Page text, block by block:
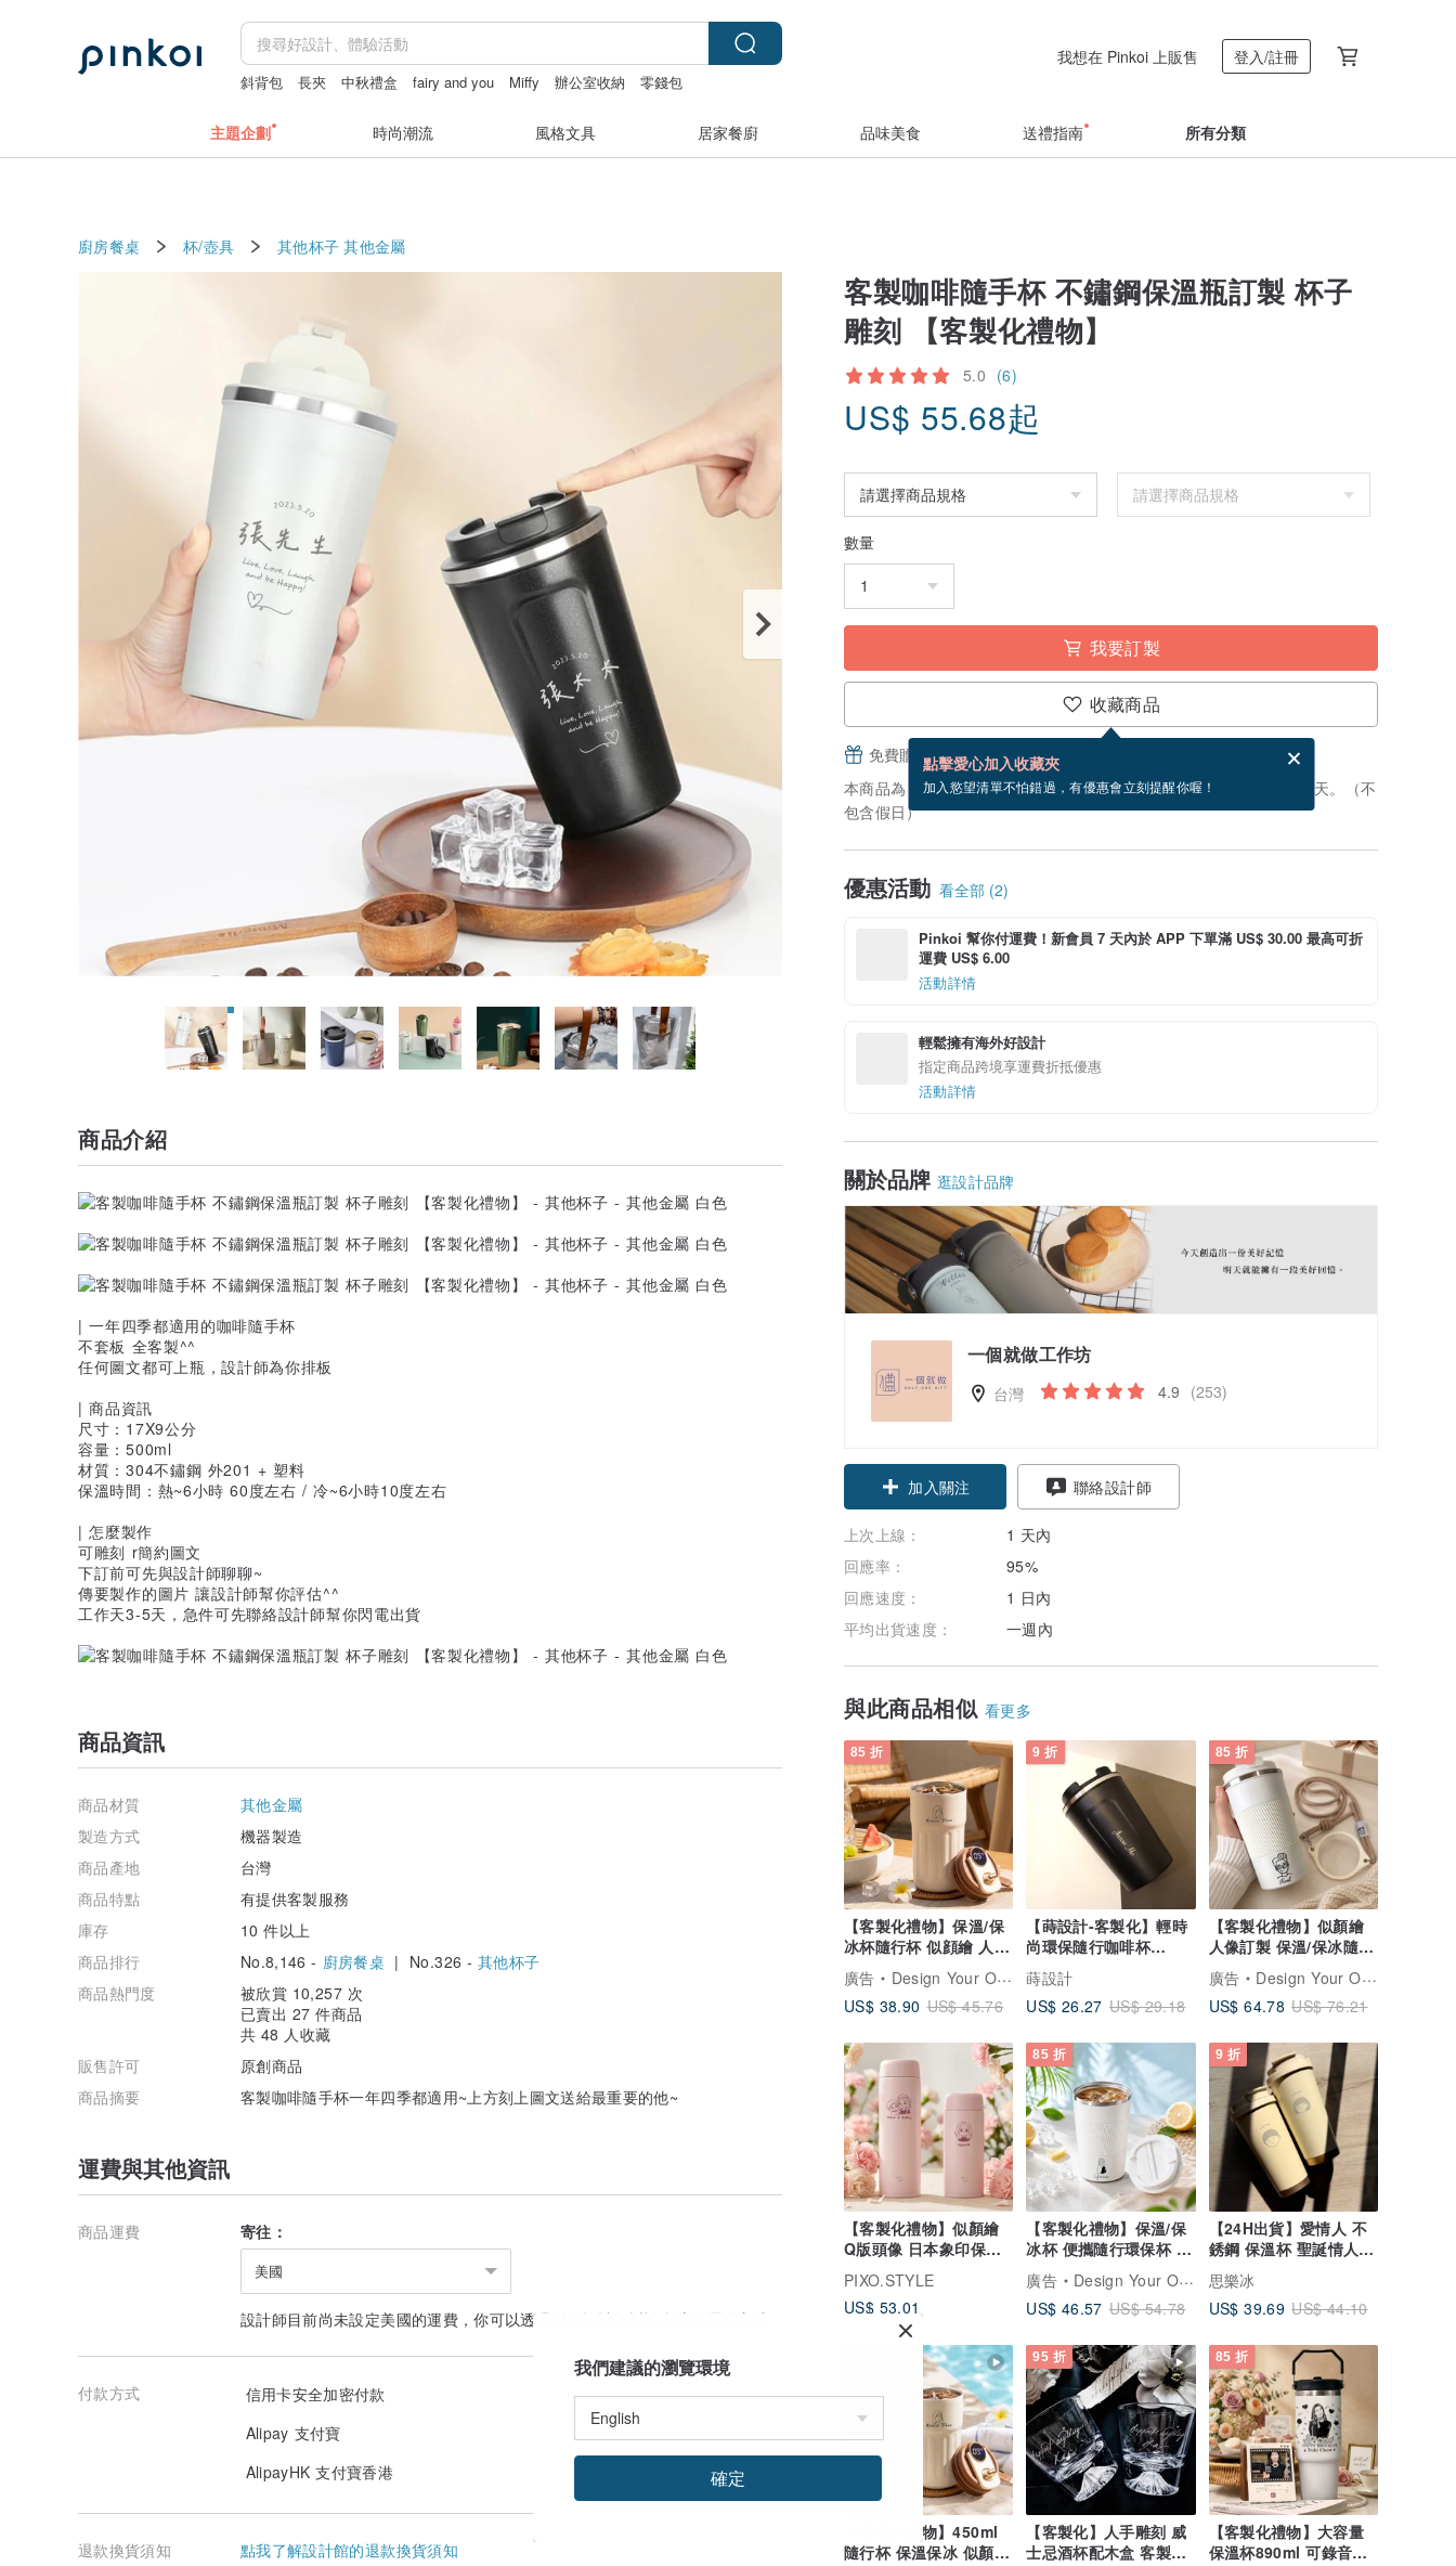
斜背包 長夾 中秋禮盒 fairy and you Miffy 辦公室收納
零錢包
我想在 Pinkoi 上販售 登入/註冊
主題企劃 時尚潮流 風格文具 居家餐廚 品味美食 送禮指南 所有分類
廚房餐桌 杯/壺具 其他杯子 其他金屬
客製咖啡隨手杯 不鏽鋼保溫瓶訂製 杯子
雕刻 【客製化禮物】
5.0 (6)
US$ 55.68起
數量
我要訂製
收藏商品
點擊愛心加入收藏夾
加入慾望清單不怕錯過，有優惠會立刻提醒你喔！
免費贈送電子賀卡，結帳完成後填寫
本商品為「接單訂製」。付款後，從開始製作到寄出商品為 6 個工作天。（不
包含假日）
優惠活動 看全部 (2)
Pinkoi 幫你付運費！新會員 7 天內於 APP 下單滿 US$ 30.00 最高可折
運費 US$ 6.00
活動詳情
輕鬆擁有海外好設計
指定商品跨境享運費折抵優惠
活動詳情
關於品牌 逛設計品牌
一個就做工作坊
台灣 4.9 (253)
加入關注 聯絡設計師
上次上線：
1 天內
回應率：
95%
回應速度：
1 日內
平均出貨速度：
一週內
與此商品相似 看更多
85 折
【客製化禮物】保溫/保
冰杯隨行杯 似顔繪 人像
訂製 生日禮送朋友
廣告
Design Your Own Wine 香港酒瓶雕刻禮品專門店
US$ 38.90 US$ 45.76
9 折
【蒔設計-客製化】輕時
尚環保隨行咖啡杯
380ml
蒔設計
US$ 26.27 US$ 29.18
85 折
【客製化禮物】似顏繪
人像訂製 保溫/保冰隨行
杯510ml 生日畢業禮
廣告
Design Your Own Wine 香港酒瓶雕刻禮品專門店
US$ 64.78 US$ 76.21
【客製化禮物】似顏繪
Q版頭像 日本象印保溫
瓶 畢業禮 母親節082
PIXO.STYLE
US$ 53.01
85 折
【客製化禮物】保溫/保
冰杯 便攜隨行環保杯 似
顏繪 人像訂製
廣告
Design Your Own Wine 香港酒瓶雕刻禮品專門店
US$ 46.57 US$ 54.78
9 折
【24H出貨】愛情人 不
銹鋼 保溫杯 聖誕情人禮
物 附送手提小袋
思樂冰
US$ 39.69 US$ 44.10
【客製化禮物】450ml
隨行杯 保溫保冰 似顏繪
95 折
【客製化】人手雕刻 威
士忌酒杯配木盒 客製西
85 折
【客製化禮物】大容量
保溫杯890ml 可錄音心
商品介紹
| 一年四季都適用的咖啡隨手杯
不套板 全客製^^
任何圖文都可上瓶，設計師為你排板
| 商品資訊
尺寸：17X9公分
容量：500ml
材質：304不鏽鋼 外201 + 塑料
保溫時間：熱~6小時 60度左右 / 冷~6小時10度左右
| 怎麼製作
可雕刻 r簡約圖文
下訂前可先與設計師聊聊~
傳要製作的圖片 讓設計師幫你評估^^
工作天3-5天，急件可先聯絡設計師幫你閃電出貨
商品資訊
商品材質
其他金屬
製造方式
機器製造
商品產地
台灣
商品特點
有提供客製服務
庫存
10 件以上
商品排行
No.8,146 - 廚房餐桌 | No.326 - 其他杯子
商品熱門度
被欣賞 10,257 次
已賣出 27 件商品
共 48 人收藏
販售許可
原創商品
商品摘要
客製咖啡隨手杯一年四季都適用~上方刻上圖文送給最重要的他~
運費與其他資訊
商品運費 寄往：
美國
設計師目前尚未設定美國的運費，你可以透過 聯絡設計師 討論合適的運送方式
付款方式
信用卡安全加密付款
Alipay 支付寶
AlipayHK 支付寶香港
退款換貨須知 點我了解設計館的退款換貨須知
我們建議的瀏覽環境
確定